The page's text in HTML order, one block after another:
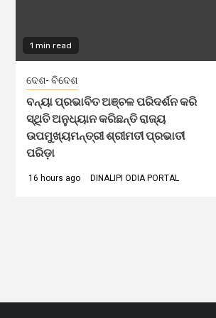
1 min read
ଦେଶ- ବିଦେଶ
ବନ୍ୟା ପ୍ରଭାବିତ ଅଞ୍ଚଳ ପରିଦର୍ଶନ କରି
ସ୍ଥିତି ଅନୁଧ୍ୟାନ କରିଛନ୍ତି ରାଜ୍ୟ
ଉପମୁଖ୍ୟମନ୍ତ୍ରୀ ଶ୍ରୀମତୀ ପ୍ରଭାତୀ
ପରିଡ଼ା
16 hours ago DINALIPI ODIA PORTAL